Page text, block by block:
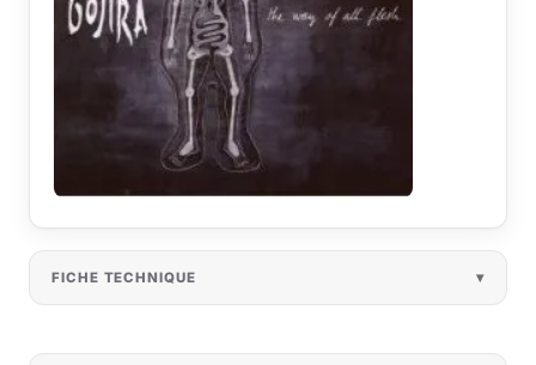
FICHE TECHNIQUE